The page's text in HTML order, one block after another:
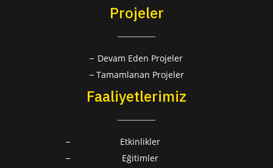
Projeler
Devam Eden Projeler
Tamamlanan Projeler
Faaliyetlerimiz
Etkinlikler
Eğitimler